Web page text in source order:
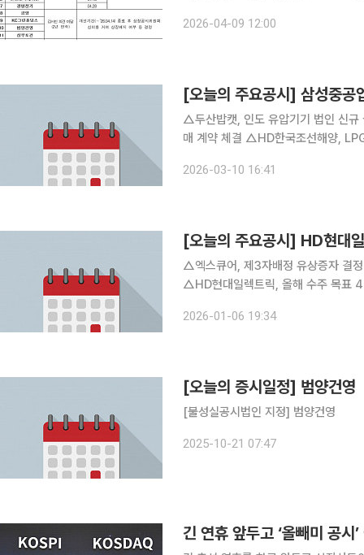
달 사유 발생 법인은 총 12사로 전년(
2026-04-09 12:00
[오늘의 주요공시] 삼성중공
△두산밥캣, 인도 유압기기 법인 신
매 계약 체결 △HD한국조선해양,
계약 체결 △지엠비코리아, 보통주 1
2026-03-10 16:41
[오늘의 주요공시] HD현대
△엑스큐어, 제3자배정 유상증자 결정 △에코마케팅, 경영권 변경 전제로 최대주주 담보
△HD현대일렉트릭, 올해 수주 목표 42.2억 달러 △HD현대중공업 LNG
토모티브, 치카자와 사토시 재무부문
2026-01-06 19:34
[오늘의 증시일정] 범양건영
[불성실공시법인 지정] 범양건영
2025-10-21 07:47
긴 연휴 앞두고 ‘올빼미 공